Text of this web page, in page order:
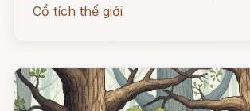
Cổ tích thế giới